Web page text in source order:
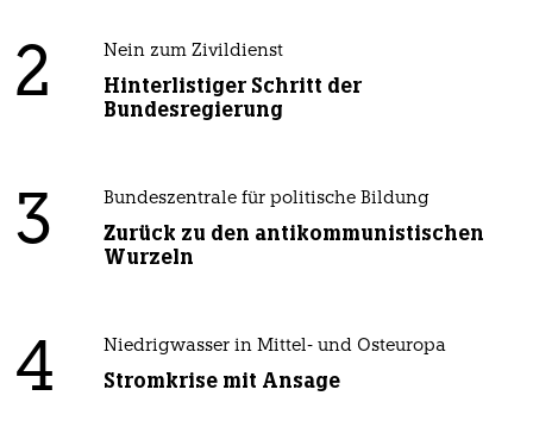
2 Nein zum Zivildienst
Hinterlistiger Schritt der
Bundesregierung
3 Bundeszentrale für politische Bildung
Zurück zu den antikommunistischen
Wurzeln
4 Niedrigwasser in Mittel- und Osteuropa
Stromkrise mit Ansage